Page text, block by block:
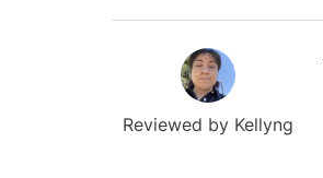
Reviewed by Kellyng